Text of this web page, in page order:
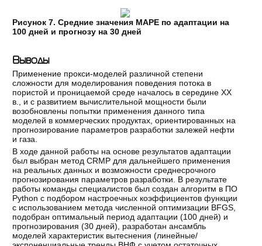
Рисунок 7. Средние значения MAPE по адаптации на
100 дней и прогнозу на 30 дней
Выводы
Применение прокси-моделей различной степени
сложности для моделирования поведения потока в
пористой и проницаемой среде началось в середине XX
в., и с развитием вычислительной мощности были
возобновлены попытки применения данного типа
моделей в коммерческих продуктах, ориентированных на
прогнозирование параметров разработки залежей нефти
и газа.
В ходе данной работы на основе результатов адаптации
был выбран метод CRMP для дальнейшего применения
на реальных данных и возможности среднесрочного
прогнозирования параметров разработки. В результате
работы команды специалистов был создан алгоритм в ПО
Python с подбором настроечных коэффициентов функции
с использованием метода численной оптимизации BFGS,
подобран оптимальный период адаптации (100 дней) и
прогнозирования (30 дней), разработан ансамбль
моделей характеристик вытеснения (линейные/